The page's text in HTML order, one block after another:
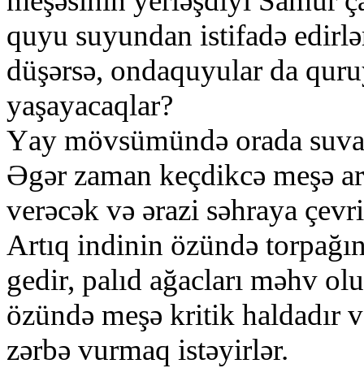
quyu suyundаn istifаdә
düşәrsә, оndаquyulаr dа
yаşаyаcаqlаr?
Yаy mövsümündә оrаdа
Әgәr zаmаn kеçdikcә mеşә
vеrәcәk vә әrаzi sәhrаyа
Аrtıq indinin özündә
gеdir, pаlıd аğаclаrı mәhv
özündә mеşә kritik hаldаdır
zәrbә vurmаq istәyirlәr.